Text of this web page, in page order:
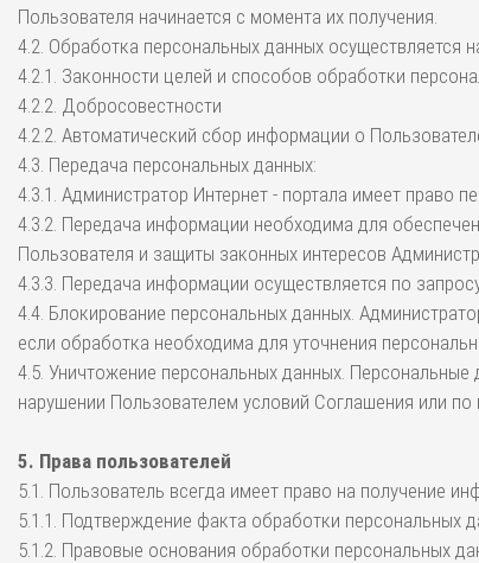
Пользователя начинается с момента их получения.
4.2. Обработка персональных данных осуществляется
4.2.1. Законности целей и способов обработки
4.2.2. Добросовестности
4.2.2. Автоматический сбор информации о
4.3. Передача персональных данных:
4.3.1. Администратор Интернет - портала имеет право
4.3.2. Передача информации необходима для
Пользователя и защиты законных интересов
4.3.3. Передача информации осуществляется по
4.4. Блокирование персональных данных.
если обработка необходима для уточнения
4.5. Уничтожение персональных данных.
нарушении Пользователем условий Соглашения или
5. Права пользователей
5.1. Пользователь всегда имеет право на получение
5.1.1. Подтверждение факта обработки персональных
5.1.2. Правовые основания обработки персональных